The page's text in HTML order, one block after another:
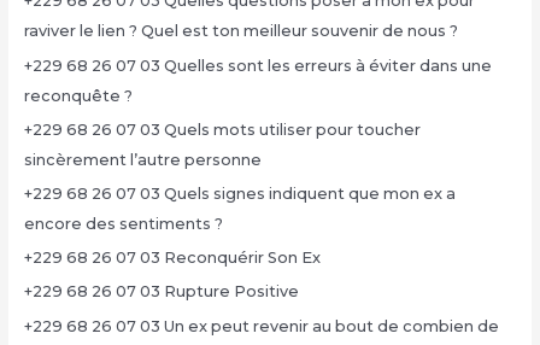
raviver le lien ? Quel est ton meilleur souvenir de nous ?
+229 68 26 07 03 Quelles sont les erreurs à éviter dans une
reconquête ?
+229 68 26 07 03 Quels mots utiliser pour toucher
sincèrement l’autre personne
+229 68 26 07 03 Quels signes indiquent que mon ex a
encore des sentiments ?
+229 68 26 07 03 Reconquérir Son Ex
+229 68 26 07 03 Rupture Positive
+229 68 26 07 03 Un ex peut revenir au bout de combien de